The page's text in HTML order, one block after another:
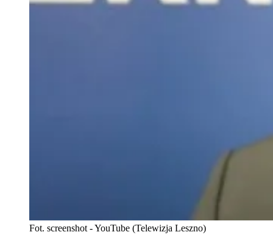
Fot. screenshot - YouTube (Telewizja Leszno)